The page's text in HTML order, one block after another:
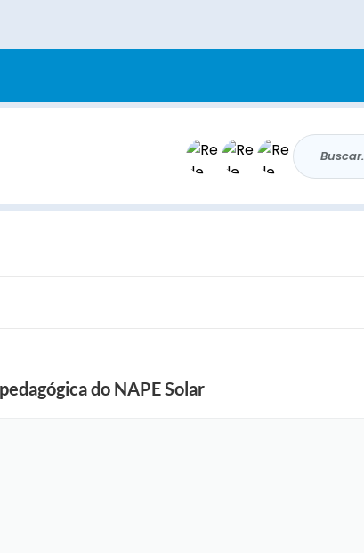
Buscar...
do NAPE Solar